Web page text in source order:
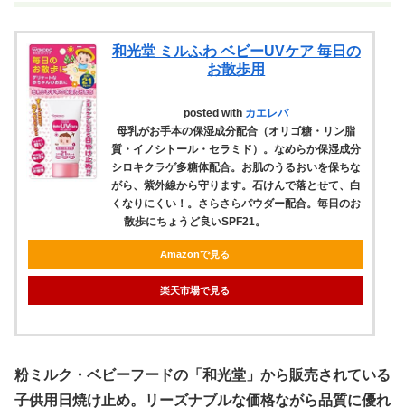
和光堂 ミルふわ ベビーUVケア 毎日の
お散歩用
posted with カエレバ
母乳がお手本の保湿成分配合（オリゴ糖・リン脂
質・イノシトール・セラミド）。なめらか保湿成分
シロキクラゲ多糖体配合。お肌のうるおいを保ちな
がら、紫外線から守ります。石けんで落とせて、白
くなりにくい！。さらさらパウダー配合。毎日のお
散歩にちょうど良いSPF21。
Amazonで見る
楽天市場で見る
粉ミルク・ベビーフードの「和光堂」から販売されている
子供用日焼け止め。リーズナブルな価格ながら品質に優れ